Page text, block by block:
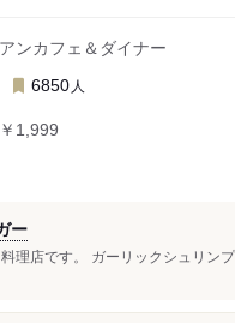
ンカフェ＆ダイナー
6850 人
1,999
ー
理店です。 ガーリックシュリン